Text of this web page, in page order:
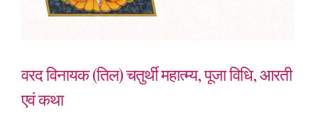
वरद विनायक (तिल) चतुर्थी महात्म्य, पूजा विधि, आरती
एवं कथा